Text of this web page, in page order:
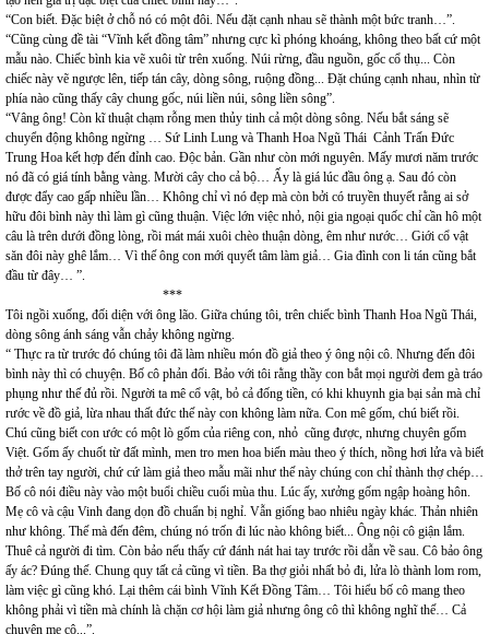
“Con biết. Đặc biệt ở chỗ nó có một đôi. Nếu đặt cạnh nhau sẽ thành một bức tranh…”.
“Cũng cùng đề tài “Vĩnh kết đồng tâm” nhưng cực kì phóng khoáng, không theo bất cứ một
mẫu nào. Chiếc bình kia vẽ xuôi từ trên xuống. Núi rừng, đầu nguồn, gốc cổ thụ... Còn
chiếc này vẽ ngược lên, tiếp tán cây, dòng sông, ruộng đồng... Đặt chúng cạnh nhau, nhìn từ
phía nào cũng thấy cây chung gốc, núi liền núi, sông liền sông”.
“Vâng ông! Còn kĩ thuật chạm rỗng men thủy tinh cả một dòng sông. Nếu bắt sáng sẽ
chuyển động không ngừng … Sứ Linh Lung và Thanh Hoa Ngũ Thái Cảnh Trấn Đức
Trung Hoa kết hợp đến đỉnh cao. Độc bản. Gần như còn mới nguyên. Mấy mươi năm trước
nó đã có giá tính bằng vàng. Mười cây cho cả bộ… Ấy là giá lúc đầu ông ạ. Sau đó còn
được đẩy cao gấp nhiều lần… Không chỉ vì nó đẹp mà còn bởi có truyền thuyết rằng ai sở
hữu đôi bình này thì làm gì cũng thuận. Việc lớn việc nhỏ, nội gia ngoại quốc chỉ cần hô một
câu là trên dưới đồng lòng, rồi mát mái xuôi chèo thuận dòng, êm như nước… Giới cổ vật
săn đôi này ghê lắm… Vì thế ông con mới quyết tâm làm giả… Gia đình con li tán cũng bắt
đầu từ đây… ”.
***
Tôi ngồi xuống, đối diện với ông lão. Giữa chúng tôi, trên chiếc bình Thanh Hoa Ngũ Thái,
dòng sông ánh sáng vẫn chảy không ngừng.
“ Thực ra từ trước đó chúng tôi đã làm nhiều món đồ giả theo ý ông nội cô. Nhưng đến đôi
bình này thì có chuyện. Bố cô phản đối. Bảo với tôi rằng thầy con bắt mọi người đem gà tráo
phụng như thế đủ rồi. Người ta mê cổ vật, bỏ cả đống tiền, có khi khuynh gia bại sản mà chỉ
rước về đồ giả, lừa nhau thất đức thế này con không làm nữa. Con mê gốm, chú biết rồi.
Chú cũng biết con ước có một lò gốm của riêng con, nhỏ cũng được, nhưng chuyên gốm
Việt. Gốm ấy chuốt từ đất mình, men tro men hoa biến màu theo ý thích, nồng hơi lửa và biết
thở trên tay người, chứ cứ làm giả theo mẫu mãi như thế này chúng con chỉ thành thợ chép…
Bố cô nói điều này vào một buổi chiều cuối mùa thu. Lúc ấy, xưởng gốm ngập hoàng hôn.
Mẹ cô và cậu Vinh đang dọn đồ chuẩn bị nghỉ. Vẫn giống bao nhiêu ngày khác. Thản nhiên
như không. Thế mà đến đêm, chúng nó trốn đi lúc nào không biết... Ông nội cô giận lắm.
Thuê cả người đi tìm. Còn bảo nếu thấy cứ đánh nát hai tay trước rồi dẫn về sau. Cô bảo ông
ấy ác? Đúng thế. Chung quy tất cả cũng vì tiền. Ba thợ giỏi nhất bỏ đi, lửa lò thành lom rom,
làm việc gì cũng khó. Lại thêm cái bình Vĩnh Kết Đồng Tâm… Tôi hiểu bố cô mang theo
không phải vì tiền mà chính là chặn cơ hội làm giả nhưng ông cô thì không nghĩ thế… Cả
chuyện mẹ cô...”.